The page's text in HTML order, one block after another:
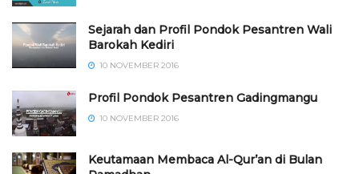
Sejarah dan Profil Pondok Pesantren Wali
Barokah Kediri
10 NOVEMBER 2016
⁠⁠⁠Profil Pondok Pesantren Gadingmangu
10 NOVEMBER 2016
Keutamaan Membaca Al-Qur’an di Bulan